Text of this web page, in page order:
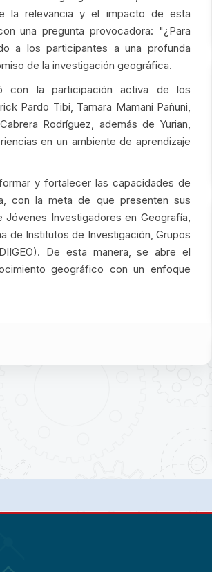
la relevancia y el impacto de esta
una pregunta provocadora: "¿Para
a los participantes a una profunda
de la investigación geográfica.
con la participación activa de los
Pardo Tibi, Tamara Mamani Pañuni,
Rodríguez, además de Yurian,
en un ambiente de aprendizaje
y fortalecer las capacidades de
con la meta de que presenten sus
Investigadores en Geografía,
de Institutos de Investigación, Grupos
De esta manera, se abre el
geográfico con un enfoque